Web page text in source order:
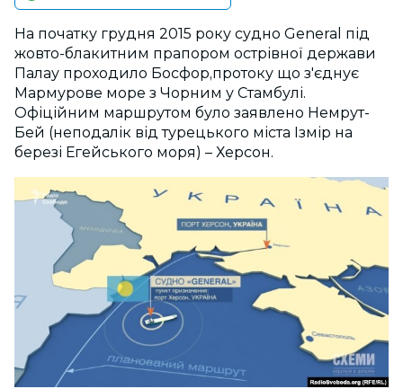
На початку грудня 2015 року судно General під
жовто-блакитним прапором острівної держави
Палау проходило Босфор,протоку що з'єднує
Мармурове море з Чорним у Стамбулі.
Офіційним маршрутом було заявлено Немрут-
Бей (неподалік від турецького міста Ізмір на
березі Егейського моря) – Херсон.